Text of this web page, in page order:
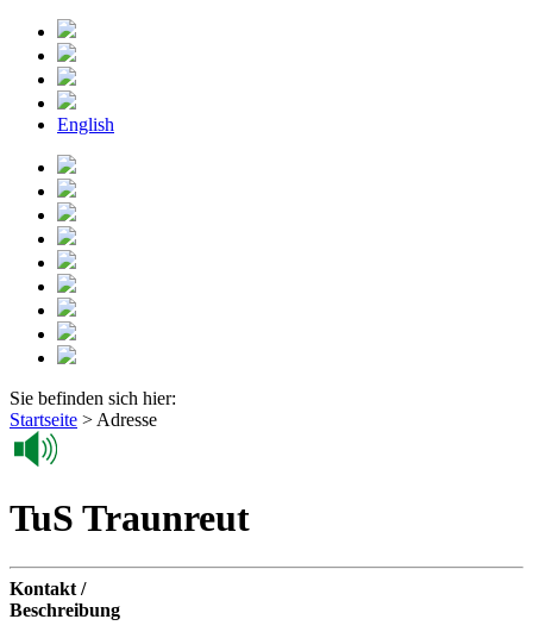
English
Sie befinden sich hier:
Startseite > Adresse
TuS Traunreut
Kontakt /
Beschreibung